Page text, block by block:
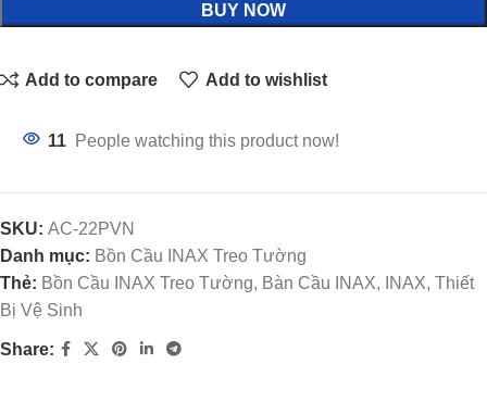
BUY NOW
Add to compare Add to wishlist
11 People watching this product now!
SKU: AC-22PVN
Danh mục: Bồn Cầu INAX Treo Tường
Thẻ: Bồn Cầu INAX Treo Tường, Bàn Cầu INAX, INAX, Thiết
Bị Vệ Sinh
Share: